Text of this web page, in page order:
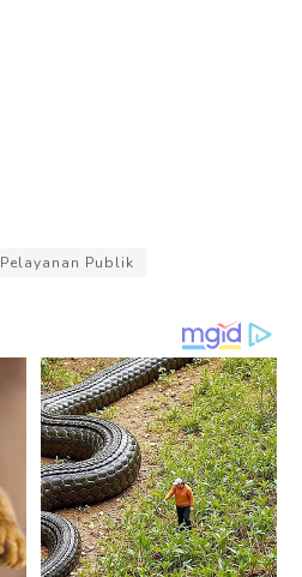
Pelayanan Publik